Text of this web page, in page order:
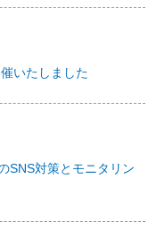
いたしました
SNS対策とモニタリン